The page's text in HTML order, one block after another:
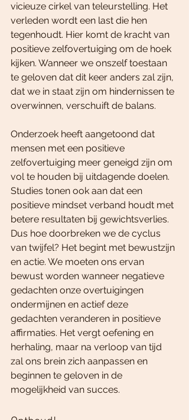
vicieuze cirkel van teleurstelling. Het
verleden wordt een last die hen
tegenhoudt. Hier komt de kracht van
positieve zelfovertuiging om de hoek
kijken. Wanneer we onszelf toestaan
te geloven dat dit keer anders zal zijn,
dat we in staat zijn om hindernissen te
overwinnen, verschuift de balans.
Onderzoek heeft aangetoond dat
mensen met een positieve
zelfovertuiging meer geneigd zijn om
vol te houden bij uitdagende doelen.
Studies tonen ook aan dat een
positieve mindset verband houdt met
betere resultaten bij gewichtsverlies.
Dus hoe doorbreken we de cyclus
van twijfel? Het begint met bewustzijn
en actie. We moeten ons ervan
bewust worden wanneer negatieve
gedachten onze overtuigingen
ondermijnen en actief deze
gedachten veranderen in positieve
affirmaties. Het vergt oefening en
herhaling, maar na verloop van tijd
zal ons brein zich aanpassen en
beginnen te geloven in de
mogelijkheid van succes.